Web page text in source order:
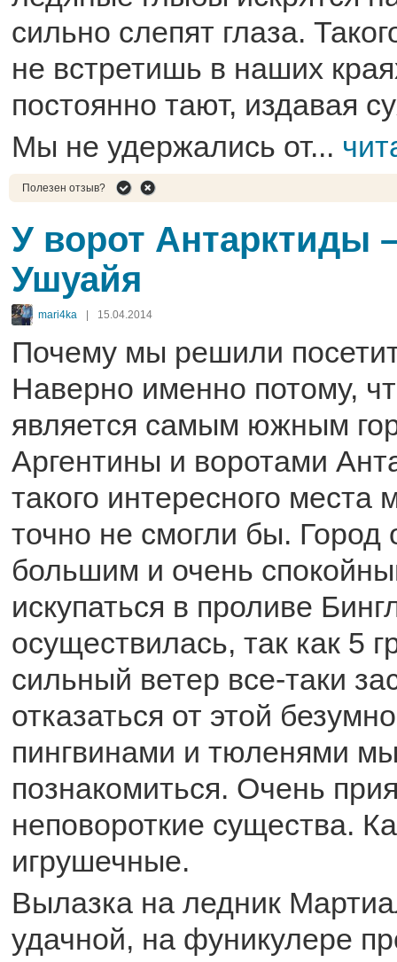
сильно слепят глаза.
не встретишь в наших
постоянно тают, издавая
Мы не удержались от...
Полезен отзыв?
У ворот Антарктиды
Ушуайя
mari4ka | 15.04.2014
Почему мы решили
Наверно именно потому,
является самым южным
Аргентины и воротами
такого интересного места
точно не смогли бы. Город
большим и очень
искупаться в проливе
осуществилась, так как 5
сильный ветер все-таки
отказаться от этой
пингвинами и тюленями
познакомиться. Очень
неповороткие существа.
игрушечные.
Вылазка на ледник
удачной, на фуникулере